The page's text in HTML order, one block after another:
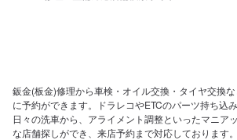
鈑金(板金)修理から車検・オイル交換・タイヤ交換
に予約ができます。ドラレコやETCのパーツ持ち込
日々の洗車から、アライメント調整といったマニア
な店舗探しができ、来店予約まで対応しております。